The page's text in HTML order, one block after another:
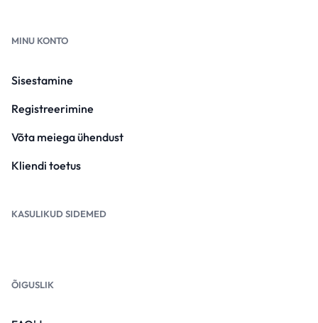
MINU KONTO
Sisestamine
Registreerimine
Võta meiega ühendust
Kliendi toetus
KASULIKUD SIDEMED
ÕIGUSLIK